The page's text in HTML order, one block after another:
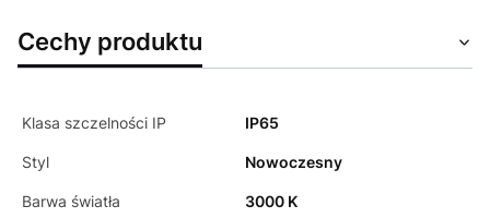
Cechy produktu
Klasa szczelności IP IP65
Styl Nowoczesny
Barwa światła 3000 K